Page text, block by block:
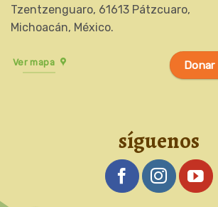
Tzentzenguaro, 61613 Pátzcuaro,
Michoacán, México.
Ver mapa Donar
síguenos